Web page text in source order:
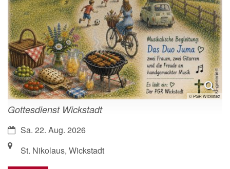
© PGR Wickstadt
Gottesdienst Wickstadt
Datum:Sa. 22. Aug. 2026
Ort: St. Nikolaus, Wickstadt